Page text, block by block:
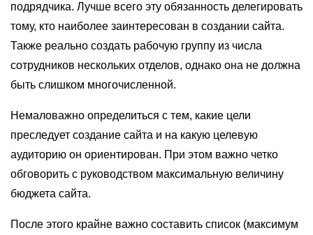
подрядчика. Лучше всего эту обязанность делегировать
тому, кто наиболее заинтересован в создании сайта.
Также реально создать рабочую группу из числа
сотрудников нескольких отделов, однако она не должна
быть слишком многочисленной.
Немаловажно определиться с тем, какие цели
преследует создание сайта и на какую целевую
аудиторию он ориентирован. При этом важно четко
обговорить с руководством максимальную величину
бюджета сайта.
После этого крайне важно составить список (максимум